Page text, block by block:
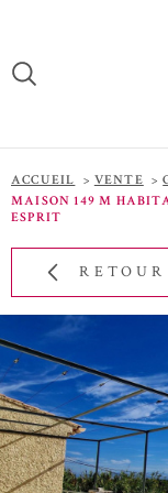
recherche
menu
principal
contenu
ACCUEIL VENTE
MAISON 149 M
ESPRIT
RETOUR